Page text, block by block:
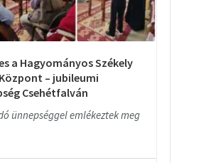
a Hagyományos Székely
– jubileumi
Csehétfalván
ünnepséggel emlékeztek meg